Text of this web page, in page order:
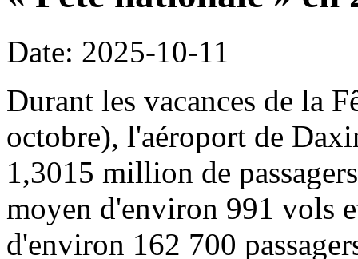
Date: 2025-10-11
Durant les vacances de la
octobre), l'aéroport de
1,3015 million de
moyen d'environ 991 vols
d'environ 162 700